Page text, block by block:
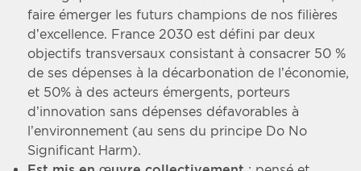
faire émerger les futurs champions de nos filières
d’excellence. France 2030 est défini par deux
objectifs transversaux consistant à consacrer 50 %
de ses dépenses à la décarbonation de l’économie,
et 50% à des acteurs émergents, porteurs
d’innovation sans dépenses défavorables à
l’environnement (au sens du principe Do No
Significant Harm).